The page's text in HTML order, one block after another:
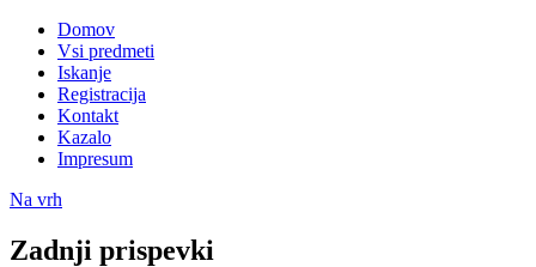
Domov
Vsi predmeti
Iskanje
Registracija
Kontakt
Kazalo
Impresum
Na vrh
Zadnji prispevki